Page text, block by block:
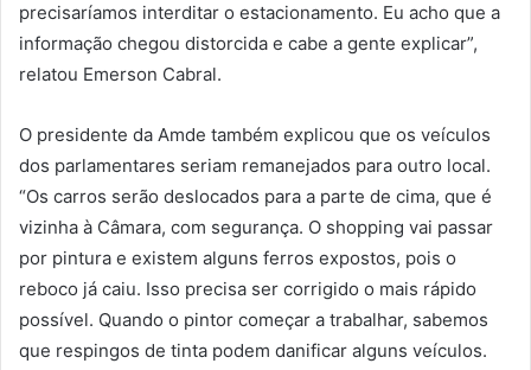
precisaríamos interditar o estacionamento. Eu acho que a
informação chegou distorcida e cabe a gente explicar”,
relatou Emerson Cabral.
O presidente da Amde também explicou que os veículos
dos parlamentares seriam remanejados para outro local.
“Os carros serão deslocados para a parte de cima, que é
vizinha à Câmara, com segurança. O shopping vai passar
por pintura e existem alguns ferros expostos, pois o
reboco já caiu. Isso precisa ser corrigido o mais rápido
possível. Quando o pintor começar a trabalhar, sabemos
que respingos de tinta podem danificar alguns veículos.